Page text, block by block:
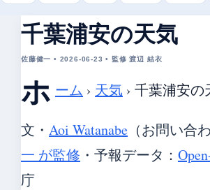
千葉浦安の天気
佐藤健一 • 2026-06-23 • 監修 渡辺 結衣
ホ ーム › 天気 › 千葉浦安の
文・ Aoi Watanabe （お問い合
一 が監修 ・ 予報データ：
庁